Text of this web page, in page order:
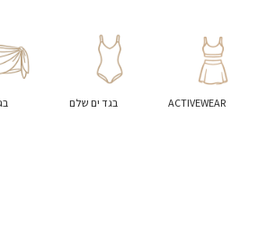
ACTIVEWEAR בגד ים שלם